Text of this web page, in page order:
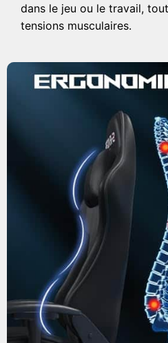
dans le jeu ou le travail,
tensions musculaires.